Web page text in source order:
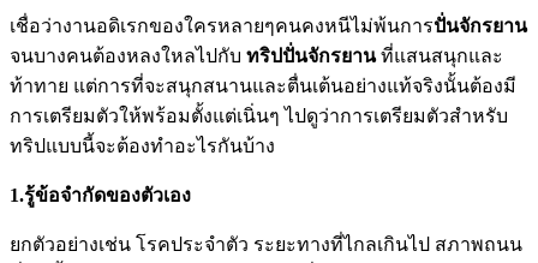
เชื่อว่างานอดิเรกของใครหลายๆคนคงหนีไม่พ้นการปั่นจักรยาน
จนบางคนต้องหลงใหลไปกับ ทริปปั่นจักรยานที่แสนสนุกและ
ท้าทาย แต่การที่จะสนุกสนานและตื่นเต้นอย่างแท้จริงนั้นต้องมี
การเตรียมตัวให้พร้อมตั้งแต่เนิ่นๆ ไปดูว่าการเตรียมตัวสำหรับ
ทริปแบบนี้จะต้องทำอะไรกันบ้าง
1.รู้ข้อจำกัดของตัวเอง
ยกตัวอย่างเช่น โรคประจำตัว ระยะทางที่ไกลเกินไป สภาพถนน